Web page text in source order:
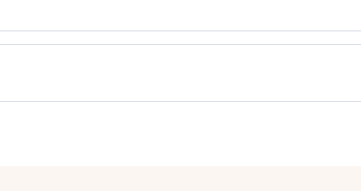
OIL, LINALYL ACETATE, CI 42090, CI 17200.
a następnie delikatnie wmasuj aż do momentu uzyskania piany.